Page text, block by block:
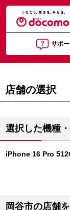
サポー
店舗の選択
選択した機種
iPhone 16 Pro
岡谷市の店舗